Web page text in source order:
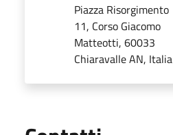
Piazza Risorgimento
11, Corso Giacomo
Matteotti, 60033
Chiaravalle AN, Italia